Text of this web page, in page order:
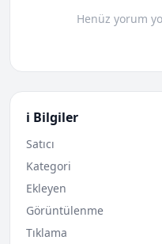
Henüz yorum
ℹ️ Bilgiler
Satıcı
Kategori
Ekleyen
Görüntülenme
Tıklama